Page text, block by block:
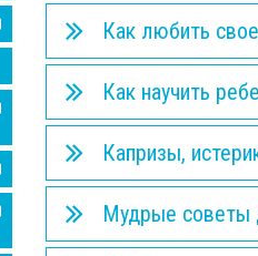
Как любить
Как научить
Капризы,
Мудрые советы